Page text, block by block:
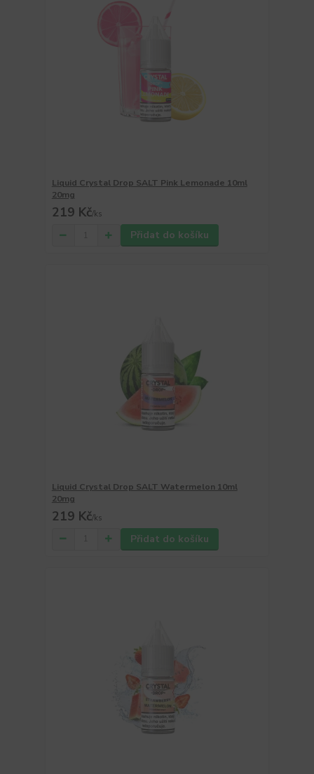
Liquid Crystal Drop SALT Pink Lemonade 10ml
20mg
219 Kč/ks
Přidat do košíku
Liquid Crystal Drop SALT Watermelon 10ml
20mg
219 Kč/ks
Přidat do košíku